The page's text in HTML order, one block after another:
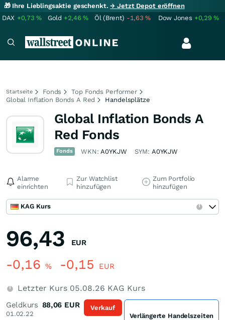
🎁 Ihre Lieblingsaktie geschenkt.→ Jetzt Depot eröffnen
DAX +0,73% Gold +2,46% Öl (Brent) -1,63% Dow Jones +0,29%
Startseite Fonds
Top Fonds Performer
Global Inflation Bonds A Red
Handelsplätze
Global Inflation Bonds A
Red Fonds
Fonds WKN:A0YKJW SYM: A0YKJW
Alarme
einrichten
Zur Watchlist
hinzufügen
Zum Portfolio
hinzufügen
KAG Kurs
96,43 EUR
-0,16 % -0,15 EUR
Letzter Kurs 05.08.26 KAG Kurs
Geldkurs
01.02.22
88,06 EUR Verkauf
Verlängerte Handelszeiten